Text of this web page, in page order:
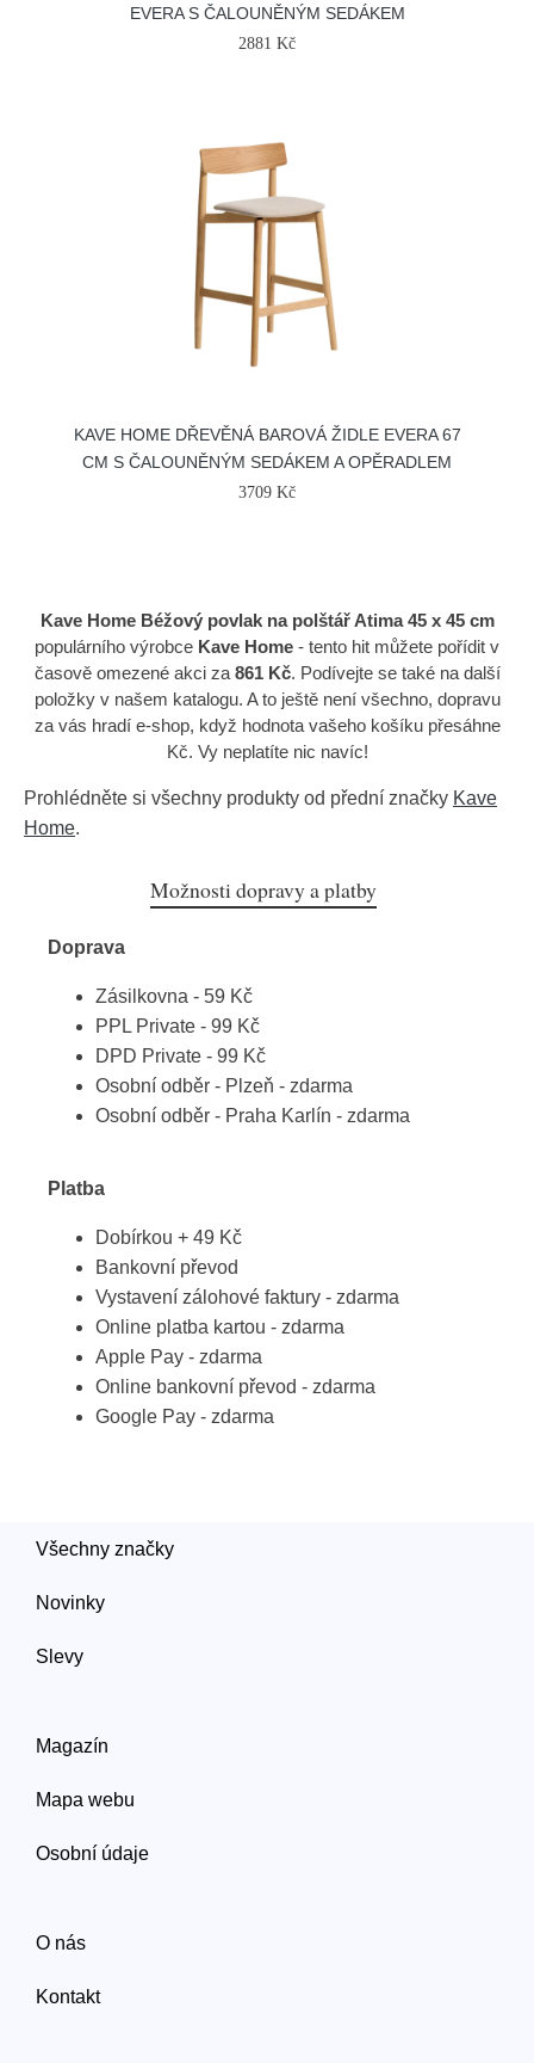
EVERA S ČALOUNĚNÝM SEDÁKEM
2881 Kč
KAVE HOME DŘEVĚNÁ BAROVÁ ŽIDLE EVERA 67
CM S ČALOUNĚNÝM SEDÁKEM A OPĚRADLEM
3709 Kč
Kave Home Béžový povlak na polštář Atima 45 x 45 cm
populárního výrobce Kave Home - tento hit můžete pořídit v
časově omezené akci za 861 Kč. Podívejte se také na další
položky v našem katalogu. A to ještě není všechno, dopravu
za vás hradí e-shop, když hodnota vašeho košíku přesáhne
Kč. Vy neplatíte nic navíc!
Prohlédněte si všechny produkty od přední značky Kave
Home.
Možnosti dopravy a platby
Doprava
Zásilkovna - 59 Kč
PPL Private - 99 Kč
DPD Private - 99 Kč
Osobní odběr - Plzeň - zdarma
Osobní odběr - Praha Karlín - zdarma
Platba
Dobírkou + 49 Kč
Bankovní převod
Vystavení zálohové faktury - zdarma
Online platba kartou - zdarma
Apple Pay - zdarma
Online bankovní převod - zdarma
Google Pay - zdarma
Všechny značky
Novinky
Slevy
Magazín
Mapa webu
Osobní údaje
O nás
Kontakt